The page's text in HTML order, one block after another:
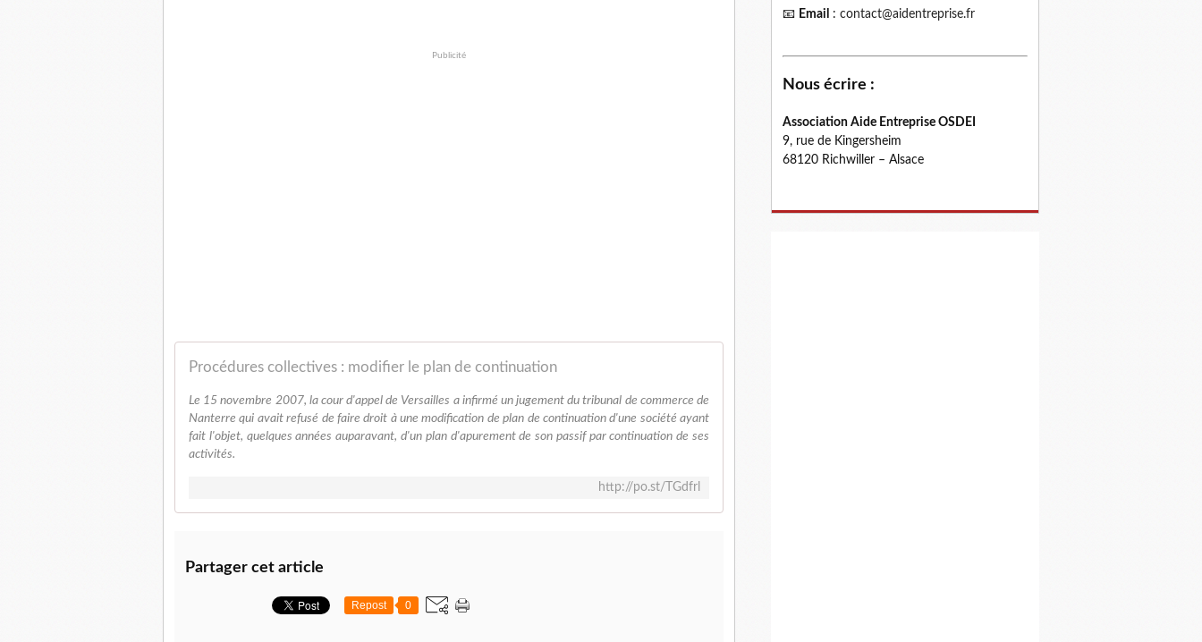
Publicité
Procédures collectives : modifier le plan de continuation
Le 15 novembre 2007, la cour d'appel de Versailles a infirmé un jugement du tribunal de commerce de
Nanterre qui avait refusé de faire droit à une modification de plan de continuation d'une société ayant
fait l'objet, quelques années auparavant, d'un plan d'apurement de son passif par continuation de ses
activités.
http://po.st/TGdfrl
Partager cet article
Repost 0
📧 Email : contact@aidentreprise.fr
Nous écrire :
Association Aide Entreprise OSDEI
9, rue de Kingersheim
68120 Richwiller – Alsace